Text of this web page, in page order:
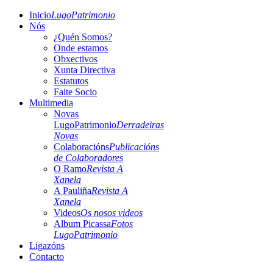
InicioLugoPatrimonio
Nós
¿Quén Somos?
Onde estamos
Obxectivos
Xunta Directiva
Estatutos
Faite Socio
Multimedia
Novas
LugoPatrimonioDerradeiras
Novas
ColaboraciónsPublicacións
de Colaboradores
O RamoRevista A
Xanela
A PauliñaRevista A
Xanela
VideosOs nosos videos
Album PicassaFotos
LugoPatrimonio
Ligazóns
Contacto